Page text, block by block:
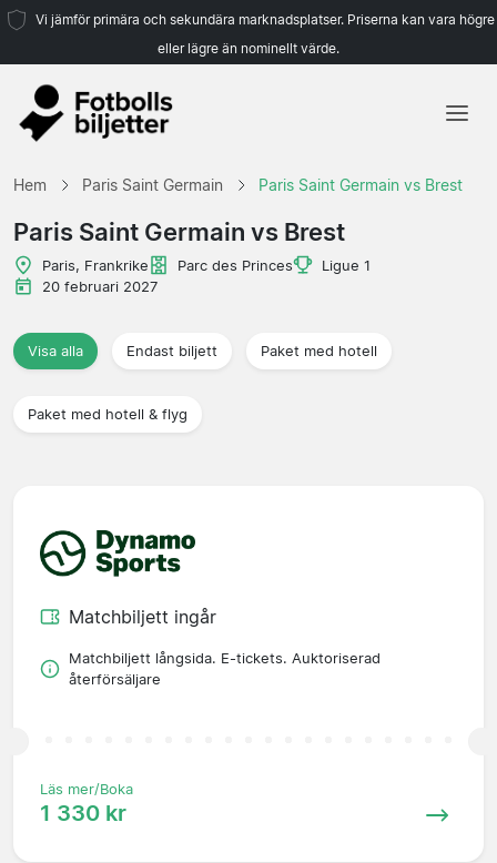
Vi jämför primära och sekundära marknadsplatser. Priserna kan vara högre
eller lägre än nominellt värde.
Hem Paris Saint Germain Paris Saint Germain vs Brest
Paris Saint Germain vs Brest
Paris, Frankrike Parc des Princes
Ligue 1
20 februari 2027
Visa alla Endast biljett Paket med hotell
Paket med hotell & flyg
Matchbiljett ingår
Matchbiljett långsida. E-tickets. Auktoriserad
återförsäljare
Läs mer/Boka
1 330 kr